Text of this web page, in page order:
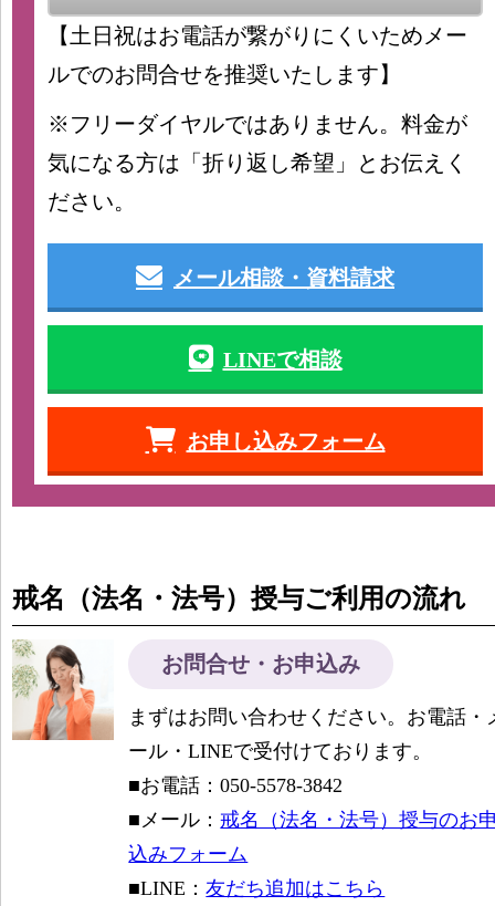
【土日祝はお電話が繋がりにくいためメー
ルでのお問合せを推奨いたします】
※フリーダイヤルではありません。料金が
気になる方は「折り返し希望」とお伝えく
ださい。
メール相談・資料請求
LINEで相談
お申し込みフォーム
戒名（法名・法号）授与ご利用の流れ
お問合せ・お申込み
まずはお問い合わせください。お電話・
ール・LINEで受付けております。
■お電話：050-5578-3842
■メール：戒名（法名・法号）授与のお
込みフォーム
■LINE：友だち追加はこちら